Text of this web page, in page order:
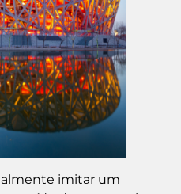
imitar um